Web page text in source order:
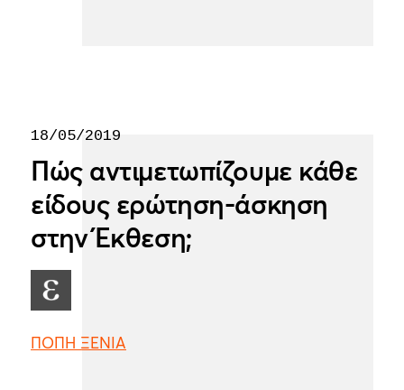
18/05/2019
Πώς αντιμετωπίζουμε κάθε
είδους ερώτηση-άσκηση
στην Έκθεση;
ΠΟΠΗ ΞΕΝΙΑ